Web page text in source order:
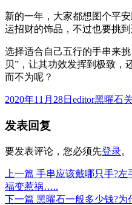
新的一年，大家都想图个平
运招财的饰品，不过也要挑到
选择适合自己五行的手串来
贝”，让其功效发挥到极致，
而不为呢？
发
于
2020年11月28日 作
editor分
黑曜石
发表回复
要发表评论，您必须先登录。
文
章
上一篇 上
篇
文
手串应该戴哪只手?
福变惹祸…..
下一篇 下
黑曜石一般多少钱?为